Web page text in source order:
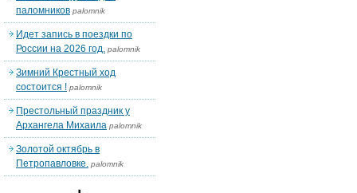
паломников palomnik
Идет запись в поездки по
России на 2026 год. palomnik
Зимний Крестный ход
состоится ! palomnik
Престольный праздник у
Архангела Михаила palomnik
Золотой октябрь в
Петропавловке. palomnik